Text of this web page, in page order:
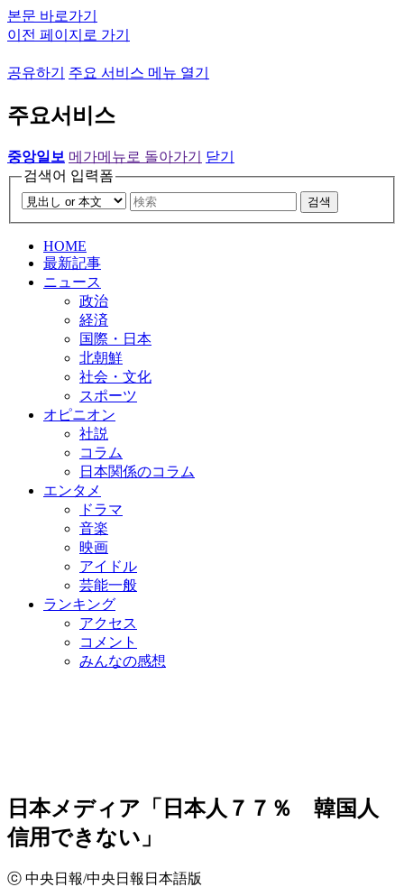
본문 바로가기
이전 페이지로 가기
공유하기 주요 서비스 메뉴 열기
주요서비스
중앙일보 메가메뉴로 돌아가기
닫기
검색어 입력폼
검색
HOME
最新記事
ニュース
政治
経済
国際・日本
北朝鮮
社会・文化
スポーツ
オピニオン
社説
コラム
日本関係のコラム
エンタメ
ドラマ
音楽
映画
アイドル
芸能一般
ランキング
アクセス
コメント
みんなの感想
日本メディア「日本人７７％ 韓国人
信用できない」
ⓒ 中央日報/中央日報日本語版